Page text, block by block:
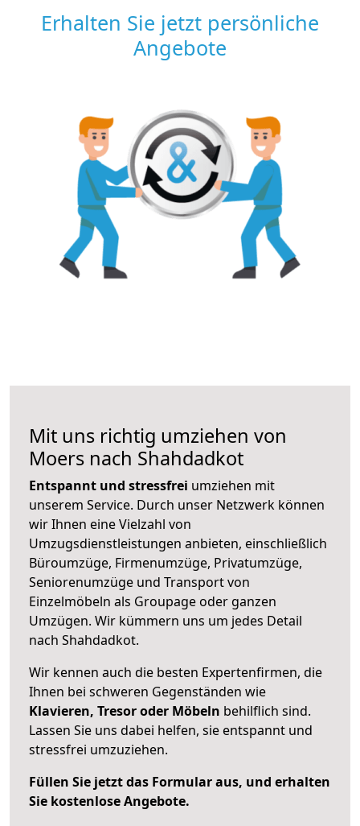
Erhalten Sie jetzt persönliche
Angebote
Mit uns richtig umziehen von
Moers nach Shahdadkot
Entspannt und stressfrei umziehen mit
unserem Service. Durch unser Netzwerk können
wir Ihnen eine Vielzahl von
Umzugsdienstleistungen anbieten, einschließlich
Büroumzüge, Firmenumzüge, Privatumzüge,
Seniorenumzüge und Transport von
Einzelmöbeln als Groupage oder ganzen
Umzügen. Wir kümmern uns um jedes Detail
nach Shahdadkot.
Wir kennen auch die besten Expertenfirmen, die
Ihnen bei schweren Gegenständen wie
Klavieren, Tresor oder Möbeln behilflich sind.
Lassen Sie uns dabei helfen, sie entspannt und
stressfrei umzuziehen.
Füllen Sie jetzt das Formular aus, und erhalten
Sie kostenlose Angebote.